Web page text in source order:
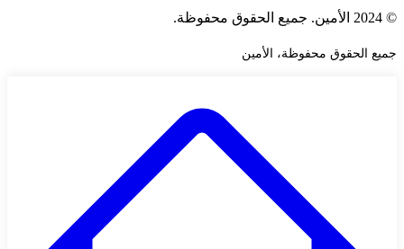
© 2024 الأمين. جميع الحقوق محفوظة.
جميع الحقوق محفوظة، الأمين